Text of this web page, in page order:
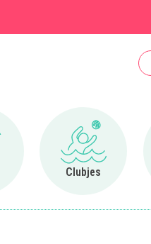
Feestjes
Clubjes
Ga naar